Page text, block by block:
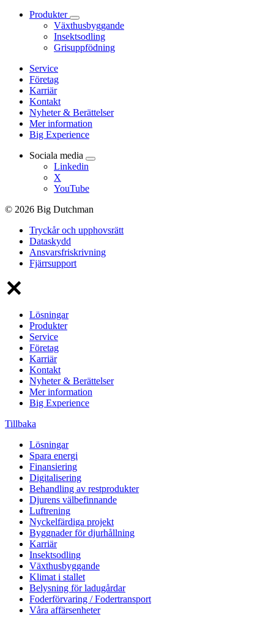
Produkter
Växthusbyggande
Insektsodling
Grisuppfödning
Service
Företag
Karriär
Kontakt
Nyheter & Berättelser
Mer information
Big Experience
Sociala media
Linkedin
X
YouTube
© 2026 Big Dutchman
Tryckår och upphovsrätt
Dataskydd
Ansvarsfriskrivning
Fjärrsupport
Lösningar
Produkter
Service
Företag
Karriär
Kontakt
Nyheter & Berättelser
Mer information
Big Experience
Tillbaka
Lösningar
Spara energi
Finansiering
Digitalisering
Behandling av restprodukter
Djurens välbefinnande
Luftrening
Nyckelfärdiga projekt
Byggnader för djurhållning
Karriär
Insektsodling
Växthusbyggande
Klimat i stallet
Belysning för ladugårdar
Foderförvaring / Fodertransport
Våra affärsenheter